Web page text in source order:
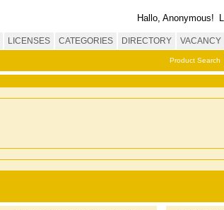
Hallo, Anonymous!
LICENSES CATEGORIES DIRECTORY VACANCY
Product Search